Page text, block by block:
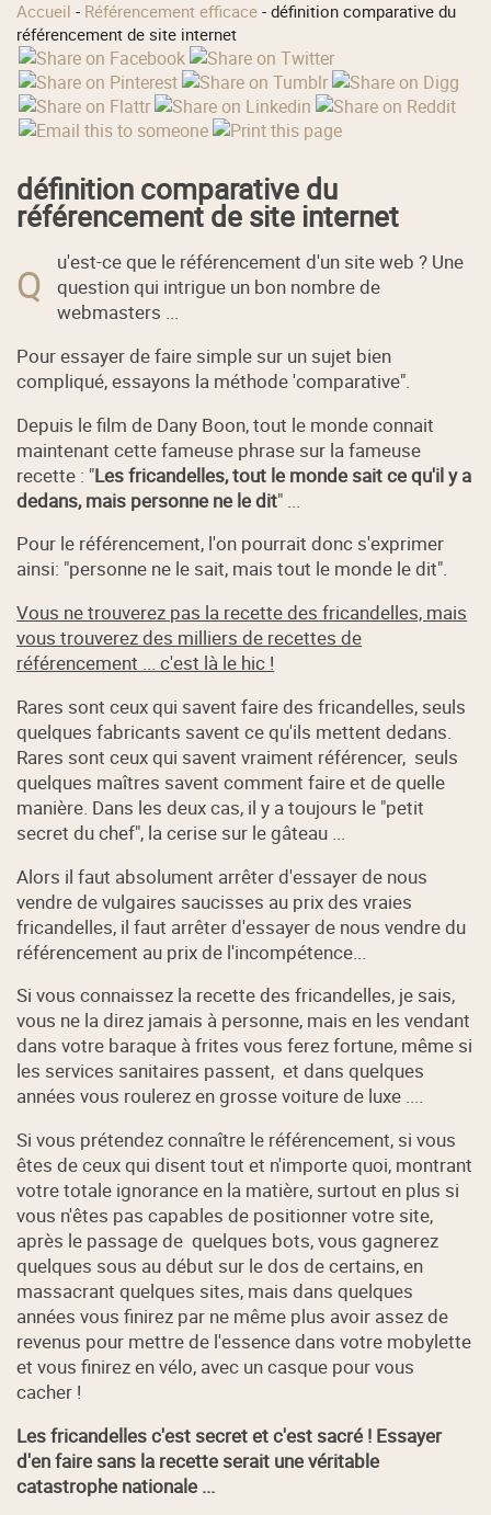
Accueil - Référencement efficace -définition comparative du
référencement de site internet
définition comparative du
référencement de site internet
Q
u'est-ce que le référencement d'un site web ? Une
question qui intrigue un bon nombre de
webmasters ...
Pour essayer de faire simple sur un sujet bien
compliqué, essayons la méthode 'comparative".
Depuis le film de Dany Boon, tout le monde connait
maintenant cette fameuse phrase sur la fameuse
recette : "Les fricandelles, tout le monde sait ce qu'il y a
dedans, mais personne ne le dit" ...
Pour le référencement, l'on pourrait donc s'exprimer
ainsi: "personne ne le sait, mais tout le monde le dit".
Vous ne trouverez pas la recette des fricandelles, mais
vous trouverez des milliers de recettes de
référencement ... c'est là le hic !
Rares sont ceux qui savent faire des fricandelles, seuls
quelques fabricants savent ce qu'ils mettent dedans.
Rares sont ceux qui savent vraiment référencer, seuls
quelques maîtres savent comment faire et de quelle
manière. Dans les deux cas, il y a toujours le "petit
secret du chef", la cerise sur le gâteau ...
Alors il faut absolument arrêter d'essayer de nous
vendre de vulgaires saucisses au prix des vraies
fricandelles, il faut arrêter d'essayer de nous vendre du
référencement au prix de l'incompétence...
Si vous connaissez la recette des fricandelles, je sais,
vous ne la direz jamais à personne, mais en les vendant
dans votre baraque à frites vous ferez fortune, même si
les services sanitaires passent, et dans quelques
années vous roulerez en grosse voiture de luxe ....
Si vous prétendez connaître le référencement, si vous
êtes de ceux qui disent tout et n'importe quoi, montrant
votre totale ignorance en la matière, surtout en plus si
vous n'êtes pas capables de positionner votre site,
après le passage de quelques bots, vous gagnerez
quelques sous au début sur le dos de certains, en
massacrant quelques sites, mais dans quelques
années vous finirez par ne même plus avoir assez de
revenus pour mettre de l'essence dans votre mobylette
et vous finirez en vélo, avec un casque pour vous
cacher !
Les fricandelles c'est secret et c'est sacré ! Essayer
d'en faire sans la recette serait une véritable
catastrophe nationale ...